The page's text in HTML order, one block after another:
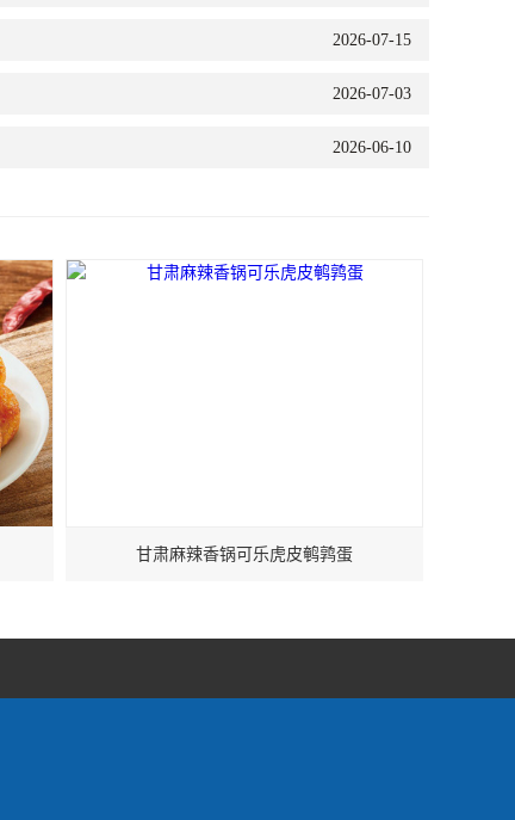
2026-07-15
2026-07-03
2026-06-10
甘肃麻辣香锅可乐虎皮鹌鹑蛋